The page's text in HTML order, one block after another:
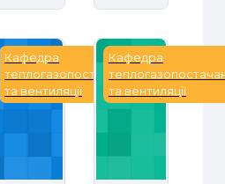
і сертифікація
Енергоефективність та
Кафедра
теплогазопостачання
та вентиляції
Енергоощадні
Кафедра
та вентиляції